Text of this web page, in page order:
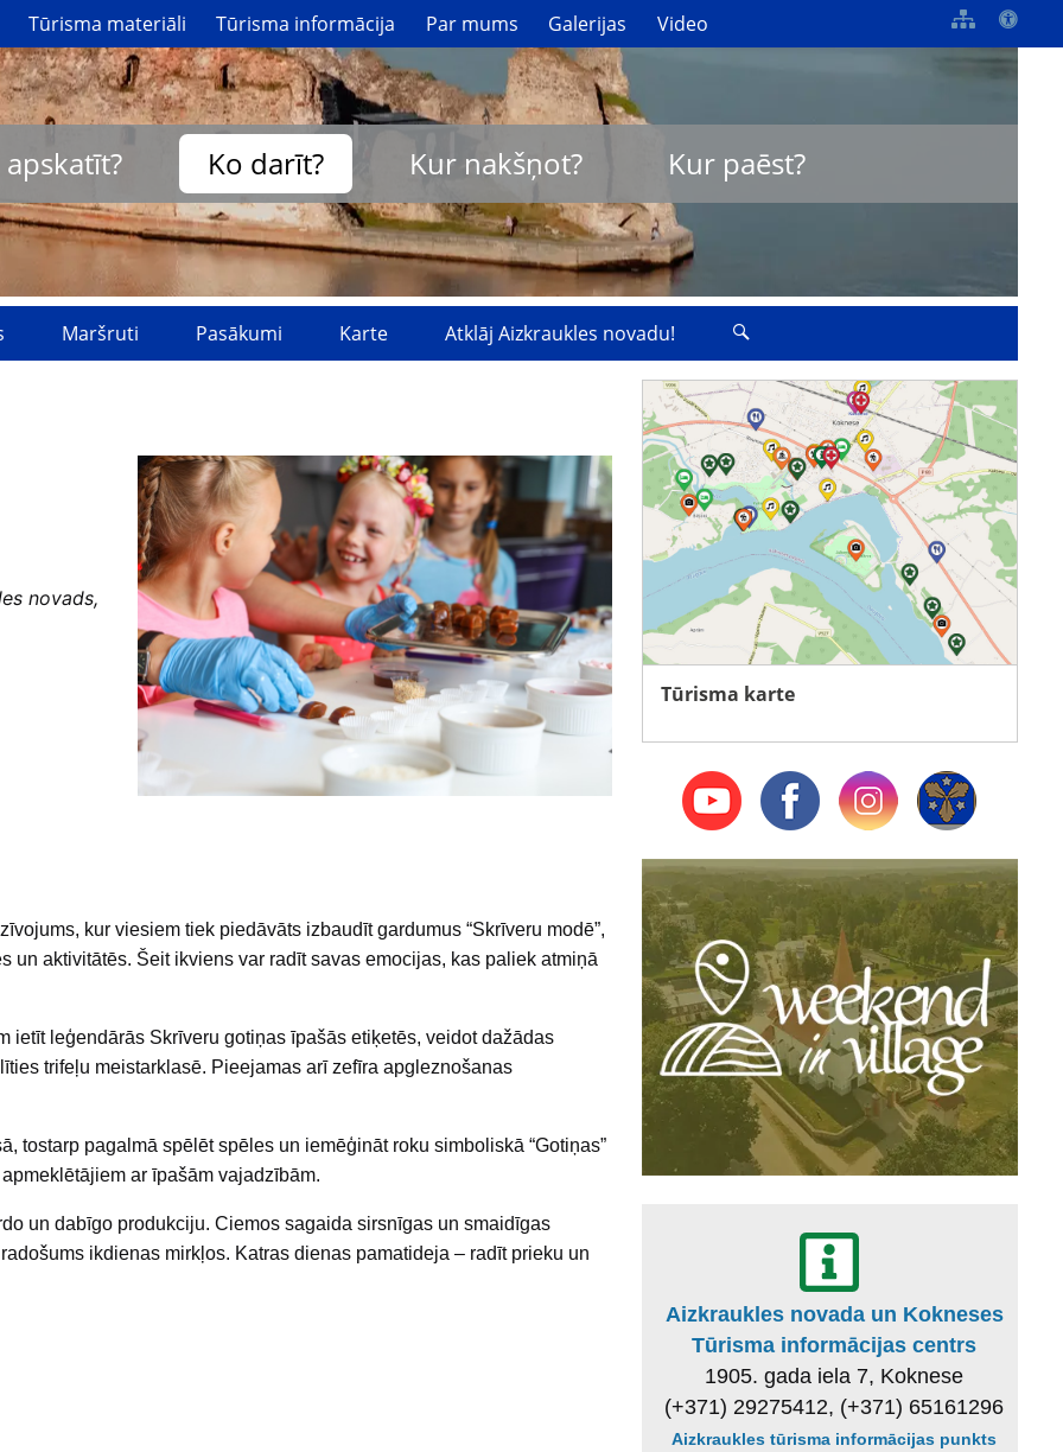
Tūrisma materiāli Tūrisma informācija Par mums Galerijas Video
Ko darīt? Kur nakšņot? Kur paēst?
Maršruti Pasākumi Karte Atklāj Aizkraukles novadu!
novads,
kur viesiem tiek piedāvāts izbaudīt gardumus “Skrīveru modē”,
aktivitātēs. Šeit ikviens var radīt savas emocijas, kas paliek atmiņā
leģendārās Skrīveru gotiņas īpašās etiķetēs, veidot dažādas
trifeļu meistarklasē. Pieejamas arī zefīra apgleznošanas
tostarp pagalmā spēlēt spēles un iemēģināt roku simboliskā “Gotiņas”
ar īpašām vajadzībām.
un dabīgo produkciju. Ciemos sagaida sirsnīgas un smaidīgas
ikdienas mirkļos. Katras dienas pamatideja – radīt prieku un
Tūrisma karte
Aizkraukles novada un Kokneses
Tūrisma informācijas centrs
1905. gada iela 7, Koknese
(+371) 29275412, (+371) 65161296
Aizkraukles tūrisma informācijas punkts